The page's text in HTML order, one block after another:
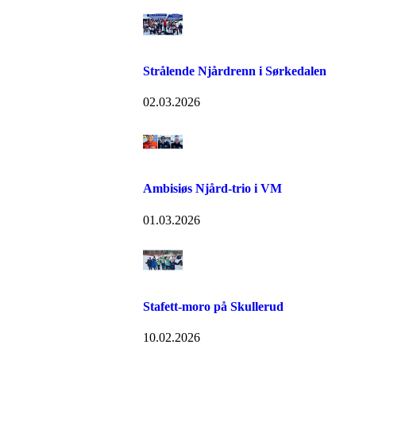
Strålende Njårdrenn i Sørkedalen
02.03.2026
Ambisiøs Njård-trio i VM
01.03.2026
Stafett-moro på Skullerud
10.02.2026